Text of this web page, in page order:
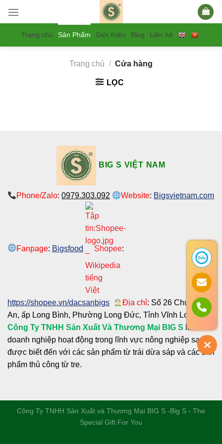
Trang chủ Sản Phẩm Giới thiệu Blog Liên hệ
Trang chủ / Cửa hàng
LỌC
BIG S VIỆT NAM
Phone/Zalo:0979.303.092 Website: Bigsvietnam.com
Fanpage: Bigsfood Shopee:
https://shopee.vn/dacsanbigs Địa chỉ: Số 26 Chu Văn
An, ấp Long Bình, Phường Long Đức, Tỉnh Vĩnh Long
Công Ty TNHH Sản Xuất Và Thương Mại BIG S là
doanh nghiệp hoạt động trong lĩnh vực nông nghiệp sạch
được biết đến với các sản phẩm từ trái dừa sáp và các sản
phẩm thủ công từ tre.
Công Ty TNHH Sản Xuất và Thương Mại BIG S -Big S - The
Special Gift For You